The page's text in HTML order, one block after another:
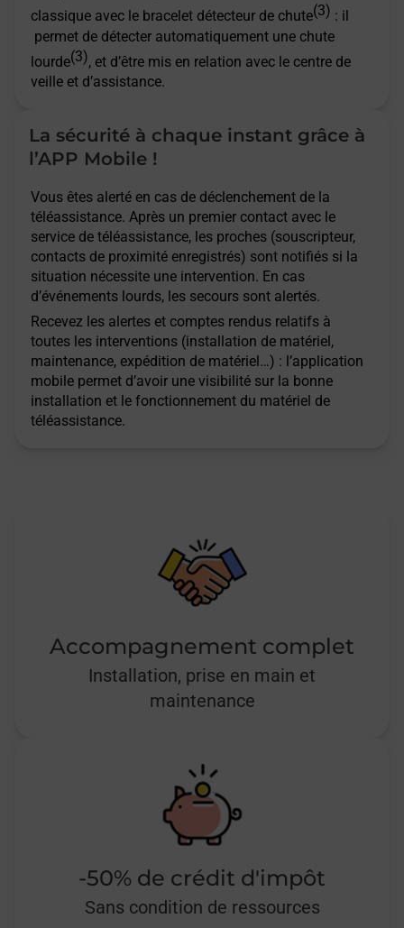
classique avec le bracelet détecteur de chute(3) : il
permet de détecter automatiquement une chute
lourde(3), et d’être mis en relation avec le centre de
veille et d’assistance.
La sécurité à chaque instant grâce à
l’APP Mobile !
Vous êtes alerté en cas de déclenchement de la
téléassistance. Après un premier contact avec le
service de téléassistance, les proches (souscripteur,
contacts de proximité enregistrés) sont notifiés si la
situation nécessite une intervention. En cas
d’événements lourds, les secours sont alertés.
Recevez les alertes et comptes rendus relatifs à
toutes les interventions (installation de matériel,
maintenance, expédition de matériel…) : l’application
mobile permet d’avoir une visibilité sur la bonne
installation et le fonctionnement du matériel de
téléassistance.
Accompagnement complet
Installation, prise en main et
maintenance
-50% de crédit d'impôt
Sans condition de ressources